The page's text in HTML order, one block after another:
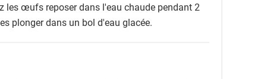
les œufs reposer dans l'eau chaude pendant 2
plonger dans un bol d'eau glacée.